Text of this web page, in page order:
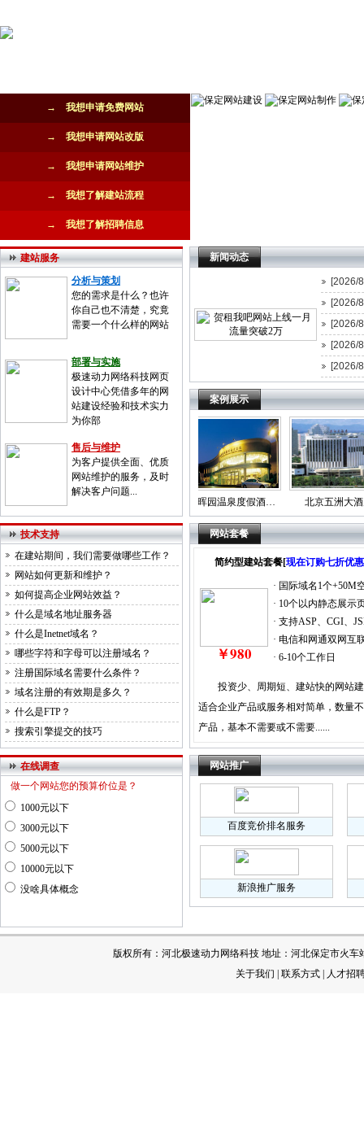
→ 我想申请免费网站
→ 我想申请网站改版
→ 我想申请网站维护
→ 我想了解建站流程
→ 我想了解招聘信息
建站服务
分析与策划
您的需求是什么？也许
你自己也不清楚，究竟
需要一个什么样的网站
部署与实施
极速动力网络科技网页
设计中心凭借多年的网
站建设经验和技术实力
为你部
售后与维护
为客户提供全面、优质
网站维护的服务，及时
解决客户问题...
新闻动态
[2026/
[2026/
[2026/
[2026/
[2026/
案例展示
春晖园温泉度假酒… 北京五洲大酒店
技术支持
在建站期间，我们需要做哪些工作？
网站如何更新和维护？
如何提高企业网站效益？
什么是域名地址服务器
什么是Inetnet域名？
哪些字符和字母可以注册域名？
注册国际域名需要什么条件？
域名注册的有效期是多久？
什么是FTP？
搜索引擎提交的技巧
网站套餐
简约型建站套餐[现在订购七折优惠
￥980
· 国际域名1个+50M
· 10个以内静态展示
· 支持ASP、CGI、
· 电信和网通双网互
· 6-10个工作日
投资少、周期短、建站快的网站建
适合企业产品或服务相对简单，数量
产品，基本不需要或不需要......
在线调查
做一个网站您的预算价位是？
1000元以下
3000元以下
5000元以下
10000元以下
没啥具体概念
网站推广
百度竞价排名服务
新浪推广服务
版权所有：河北极速动力网络科技 地址：河北保定市火
关于我们
联系方式 人才招